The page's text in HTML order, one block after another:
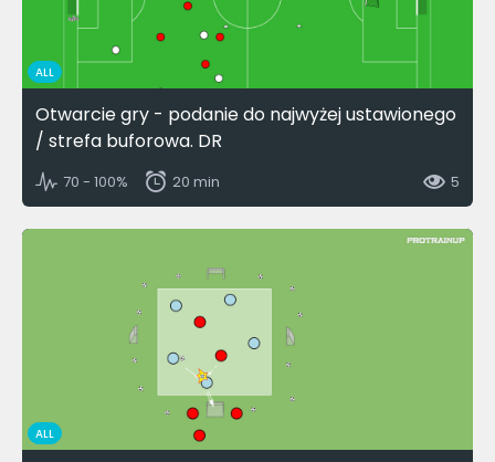
ALL
Otwarcie gry - podanie do najwyżej ustawionego
/ strefa buforowa. DR
70 - 100% 20 min 5
ALL